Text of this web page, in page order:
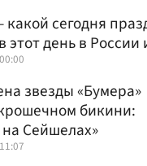
сегодня
этот день в России
звезды «Бумера»
бикини:
Сейшелах»